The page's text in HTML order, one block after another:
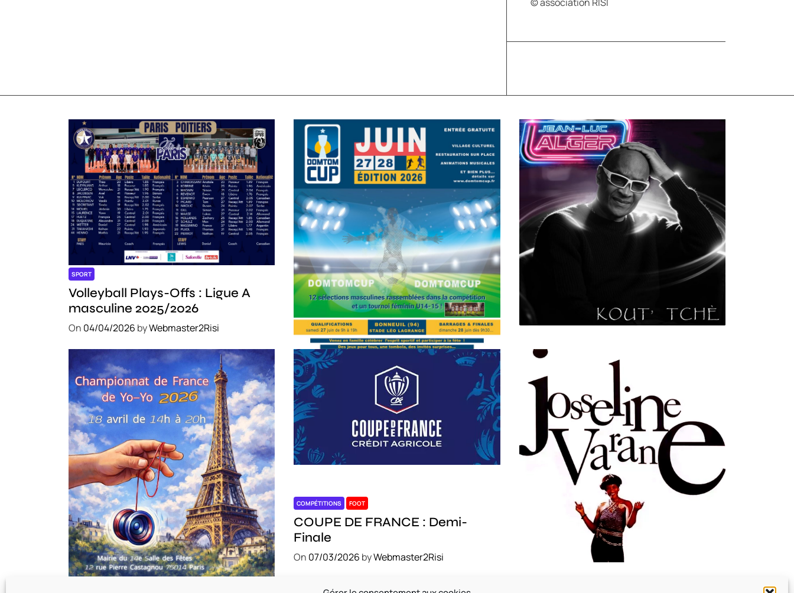
SPORT
Volleyball Plays-Offs : Ligue A
masculine 2025/2026
On 04/04/2026 byWebmaster2Risi
SPORT COMPÉTITIONS FOOTBALL JEUNESSE & SPORTS
Foot : la DTC 2026 approche
03/04/2026byWebmaster2Risi
Artiste W2R : Jean Luc ALGER
On byWebmaster2Risi
COMPÉTITIONS CULTURE EN FAMILLE JEUNESSE & SPORTS
Championnat de France de la
FYYA le 18 avril – Paris 14e
On18/03/2026byWebmaster2Risi
COMPÉTITIONS FOOT
COUPE DE FRANCE : Demi-
Finale
On 07/03/2026 byWebmaster2Risi
MUSICALE
Souvenir : 1996
byWebmaster2Risi